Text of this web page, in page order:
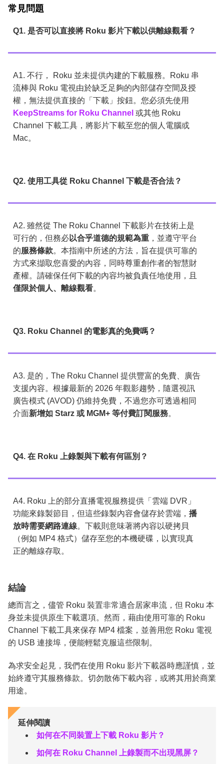
常見問題
Q1. 是否可以直接將 Roku 影片下載以供離線觀看？
A1. 不行， Roku 並未提供內建的下載服務。Roku 串
流棒與 Roku 電視由於缺乏足夠的內部儲存空間及授
權，無法提供直接的「下載」按鈕。您必須先使用
KeepStreams for Roku Channel 或其他 Roku
Channel 下載工具，將影片下載至您的個人電腦或
Mac。
Q2. 使用工具從 Roku Channel 下載是否合法？
A2. 雖然從 The Roku Channel 下載影片在技術上是
可行的，但務必以合乎道德的規範為重 ，並遵守平台
的服務條款。本指南中所述的方法，旨在提供可靠的
方式來擷取您喜愛的內容，同時尊重創作者的智慧財
產權。請確保任何下載的內容均被負責任地使用，且
僅限於個人、離線觀看。
Q3. Roku Channel 的電影真的免費嗎？
A3. 是的，The Roku Channel 提供豐富的免費、廣告
支援內容。根據最新的 2026 年觀影趨勢，隨選視訊
廣告模式 (AVOD) 仍維持免費，不過您亦可透過相同
介面新增如 Starz 或 MGM+ 等付費訂閱服務。
Q4. 在 Roku 上錄製與下載有何區別？
A4. Roku 上的部分直播電視服務提供「雲端 DVR」
功能來錄製節目，但這些錄製內容會儲存於雲端， 播
放時需要網路連線。下載則意味著將內容以硬拷貝
（例如 MP4 格式）儲存至您的本機硬碟，以實現真
正的離線存取。
結論
總而言之，儘管 Roku 裝置非常適合居家串流，但 Roku 本
身並未提供原生下載選項。然而，藉由使用可靠的 Roku
Channel 下載工具來保存 MP4 檔案，並善用您 Roku 電視
的 USB 連接埠，便能輕鬆克服這些限制。
為求安全起見，我們在使用 Roku 影片下載器時應謹慎，並
始終遵守其服務條款。切勿散佈下載內容，或將其用於商業
用途。
延伸閱讀
如何在不同裝置上下載 Roku 影片？
如何在 Roku Channel 上錄製而不出現黑屏？